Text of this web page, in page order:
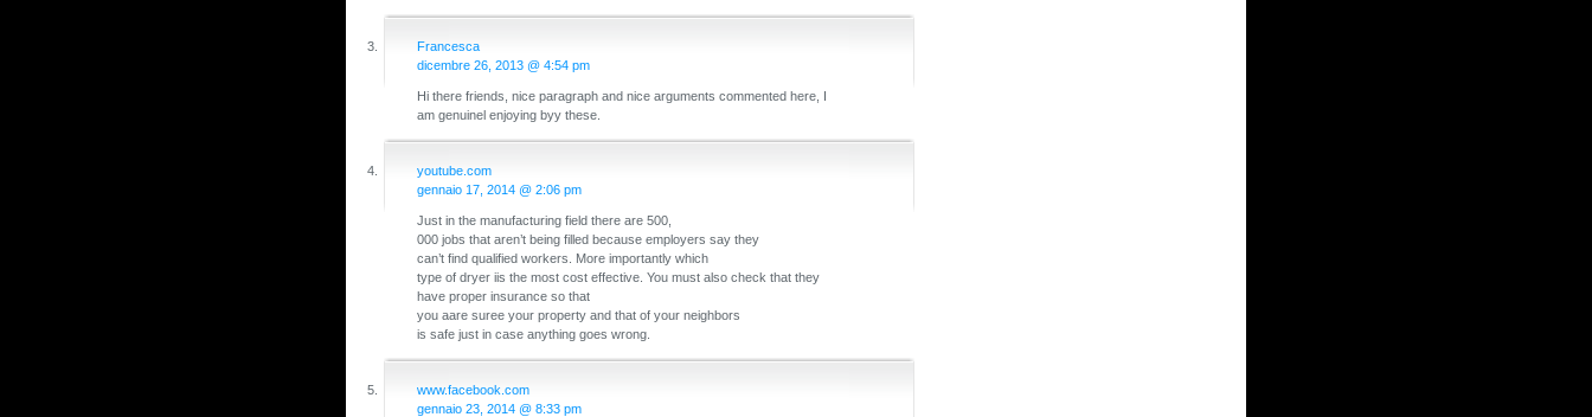
Francesca
dicembre 26, 2013 @ 4:54 pm
Hi there friends, nice paragraph and nice arguments commented here, I
am genuinel enjoying byy these.
youtube.com
gennaio 17, 2014 @ 2:06 pm
Just in the manufacturing field there are 500,
000 jobs that aren’t being filled because employers say they
can’t find qualified workers. More importantly which
type of dryer iis the most cost effective. You must also check that they
have proper insurance so that
you aare suree your property and that of your neighbors
is safe just in case anything goes wrong.
www.facebook.com
gennaio 23, 2014 @ 8:33 pm